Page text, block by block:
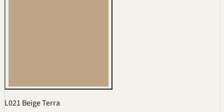
L021 Beige Terra